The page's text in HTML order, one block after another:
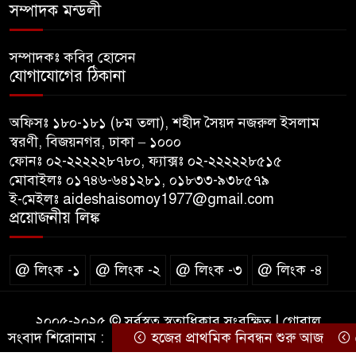
মধ্যপ্রাচ্যে যুক্তরাষ্ট্র-ইরান পাল্টাপাল্টি
হামলা অব্যাহত, উত্তেজনা আরও
তীব্র
দেশকে আরো সবুজ করে গড়ে
সম্পাদক মন্ডলী
সম্পাদকঃ কবির হোসেন
যোগাযোগের ঠিকানা
অফিসঃ ১৮০-১৮১ (৮ম তলা), শহীদ সৈয়দ নজরুল ইসলাম
স্বরণী, বিজয়নগর, ঢাকা – ১০০০
ফোনঃ ০২-২২২২২৮৭৮০, ফ্যাক্সঃ ০২-২২২২২৮৫১৫
মোবাইলঃ ০১৭৪৬-৬৪১২৮১, ০১৮৩৩-৯৩৮৫৭৯
ই-মেইলঃ aideshaisomoy1977@gmail.com
প্রয়োজনীয় লিঙ্ক
@ লিংক -১ @ লিংক -২ @ লিংক -৩ @ লিংক -৪
২০০৫-২০২৫ © সর্বস্বত্ব স্বত্বাধিকার সংরক্ষিত | গ্লোবাল
পাবলিকেশন এন্ড মিডিয়া লিঃ প্রতিষ্ঠান
সংবাদ শিরোনাম : হজের প্রাথমিক নিবন্ধন শুরু আজ